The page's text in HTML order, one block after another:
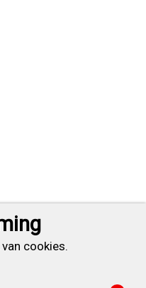
cookies.